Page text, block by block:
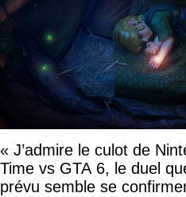
« J’admire le culot de
Time vs GTA 6, le duel
prévu semble se